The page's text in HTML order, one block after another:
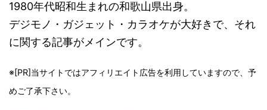
1980年代昭和生まれの和歌山県出身。
デジモノ・ガジェット・カラオケが大好きで、それ
に関する記事がメインです。
※[PR]当サイトではアフィリエイト広告を利用していますので、予
めご了承下さい。